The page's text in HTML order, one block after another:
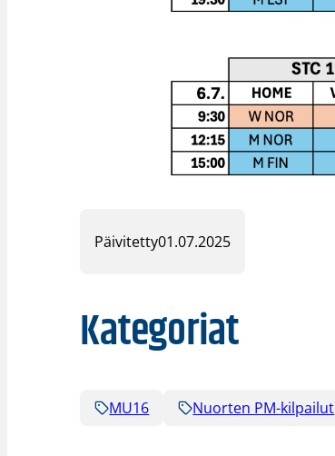
Päivitetty01.07.2025
Kategoriat
MU16 Nuorten PM-kilpailut